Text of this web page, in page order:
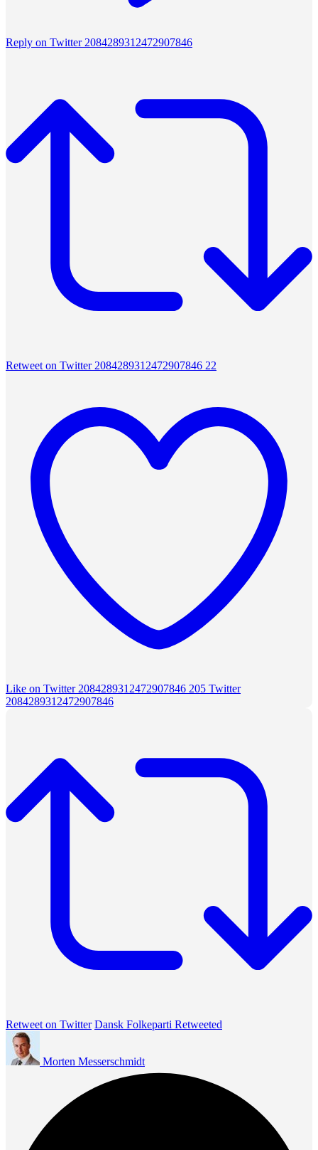
Reply on Twitter 2084289312472907846
Retweet on Twitter 2084289312472907846 22
Like on Twitter 2084289312472907846 205 Twitter
2084289312472907846
Retweet on Twitter Dansk Folkeparti Retweeted
Morten Messerschmidt